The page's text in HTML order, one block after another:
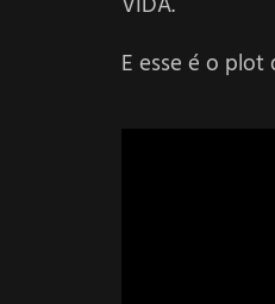
E esse é o plot